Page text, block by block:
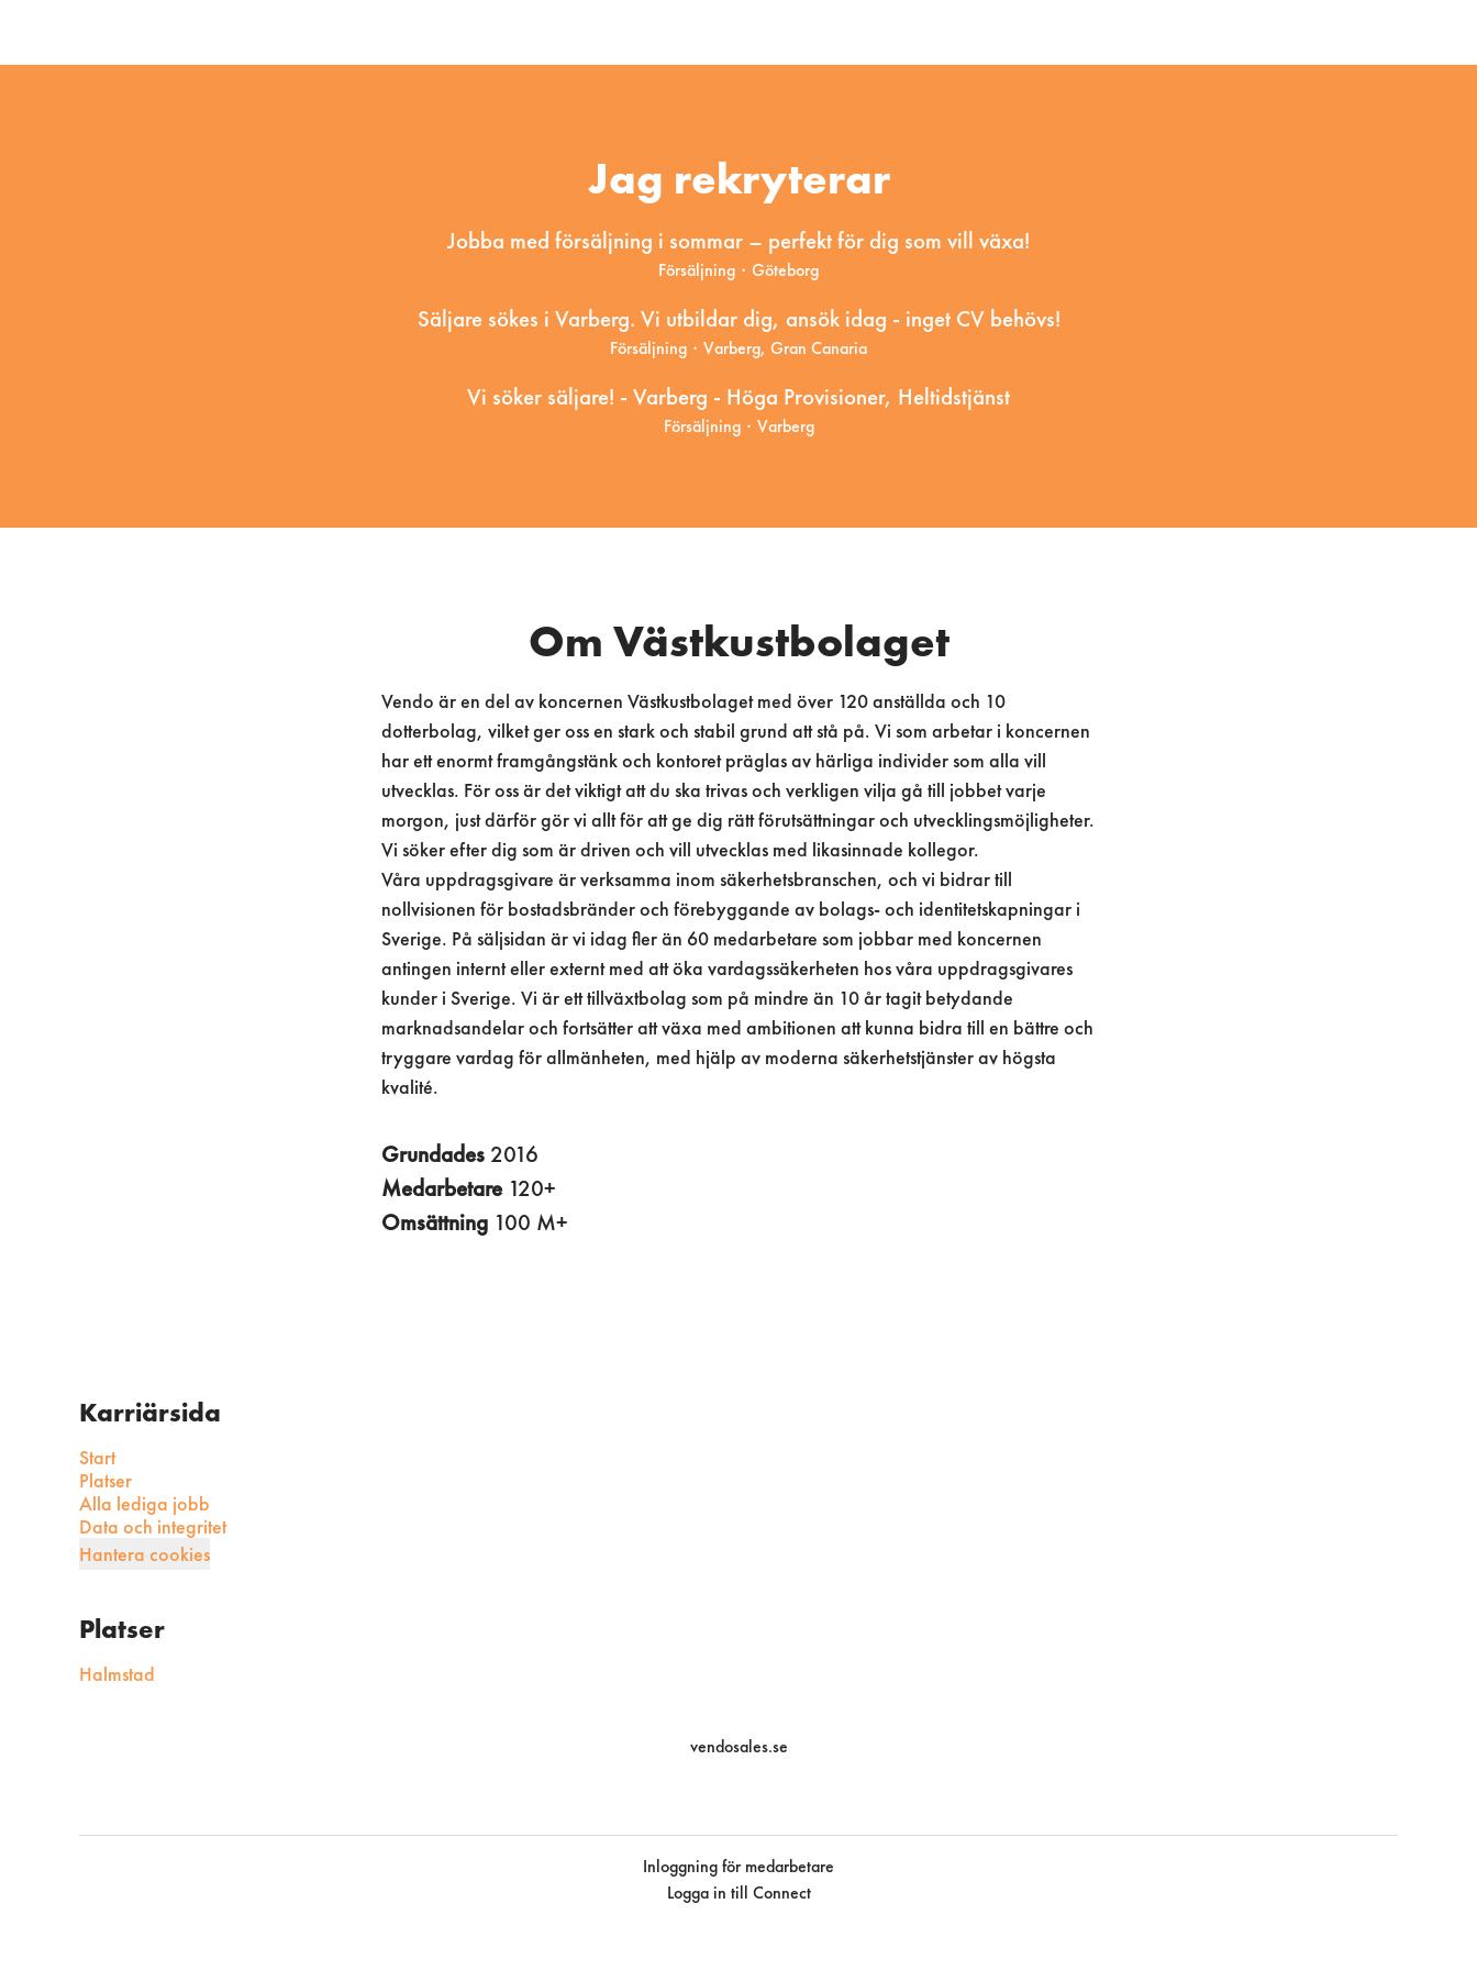
Jag rekryterar
Jobba med försäljning i sommar – perfekt för dig som vill växa!
Försäljning · Göteborg
Säljare sökes i Varberg. Vi utbildar dig, ansök idag - inget CV behövs!
Försäljning · Varberg, Gran Canaria
Vi söker säljare! - Varberg - Höga Provisioner, Heltidstjänst
Försäljning · Varberg
Om Västkustbolaget
Vendo är en del av koncernen Västkustbolaget med över 120 anställda och 10
dotterbolag, vilket ger oss en stark och stabil grund att stå på. Vi som arbetar i koncernen
har ett enormt framgångstänk och kontoret präglas av härliga individer som alla vill
utvecklas. För oss är det viktigt att du ska trivas och verkligen vilja gå till jobbet varje
morgon, just därför gör vi allt för att ge dig rätt förutsättningar och utvecklingsmöjligheter.
Vi söker efter dig som är driven och vill utvecklas med likasinnade kollegor.
Våra uppdragsgivare är verksamma inom säkerhetsbranschen, och vi bidrar till
nollvisionen för bostadsbränder och förebyggande av bolags- och identitetskapningar i
Sverige. På säljsidan är vi idag fler än 60 medarbetare som jobbar med koncernen
antingen internt eller externt med att öka vardagssäkerheten hos våra uppdragsgivares
kunder i Sverige. Vi är ett tillväxtbolag som på mindre än 10 år tagit betydande
marknadsandelar och fortsätter att växa med ambitionen att kunna bidra till en bättre och
tryggare vardag för allmänheten, med hjälp av moderna säkerhetstjänster av högsta
kvalité.
Grundades 2016
Medarbetare 120+
Omsättning 100 M+
Karriärsida
Start
Platser
Alla lediga jobb
Data och integritet
Hantera cookies
Platser
Halmstad
vendosales.se
Inloggning för medarbetare
Logga in till Connect